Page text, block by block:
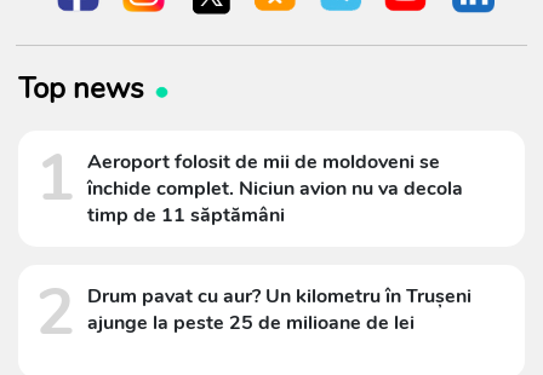
Top news
1 Aeroport folosit de mii de moldoveni se
închide complet. Niciun avion nu va decola
timp de 11 săptămâni
2
Drum pavat cu aur? Un kilometru în Trușeni
ajunge la peste 25 de milioane de lei